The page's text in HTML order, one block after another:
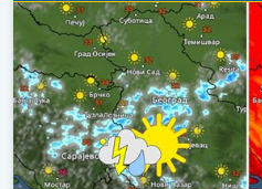
Tek za koji stepen niža